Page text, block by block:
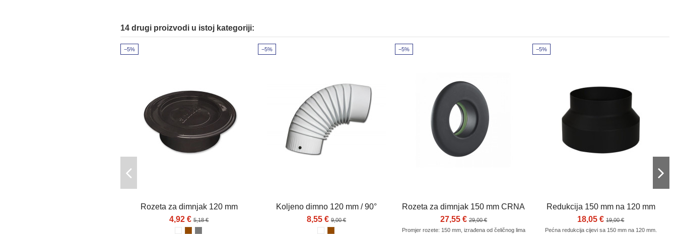
14 drugi proizvodi u istoj kategoriji:
−5%
Rozeta za dimnjak 120 mm
4,92 €5,18 €
−5%
Koljeno dimno 120 mm / 90°
8,55 €9,00 €
−5%
Rozeta za dimnjak 150 mm CRNA
27,55 €29,00 €
Promjer rozete: 150 mm, izrađena od čeličnog lima
−5%
Redukcija 150 mm na 120 mm
18,05 €19,00 €
Pećna redukcija cijevi sa 150 mm na 120 mm.